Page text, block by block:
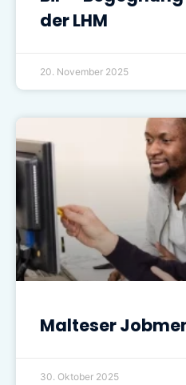
der LHM
20. November 2025
Malteser
30. Oktober 2025